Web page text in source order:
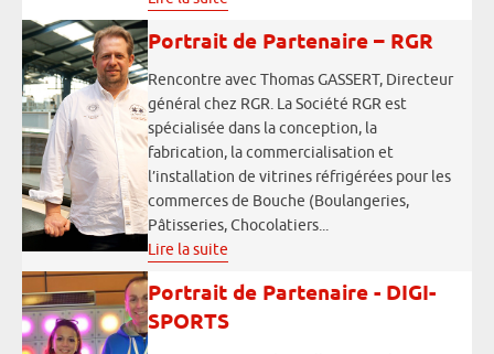
Portrait de Partenaire – RGR
Rencontre avec Thomas GASSERT, Directeur
général chez RGR. La Société RGR est
spécialisée dans la conception, la
fabrication, la commercialisation et
l’installation de vitrines réfrigérées pour les
commerces de Bouche (Boulangeries,
Pâtisseries, Chocolatiers...
Lire la suite
Portrait de Partenaire - DIGI-
SPORTS